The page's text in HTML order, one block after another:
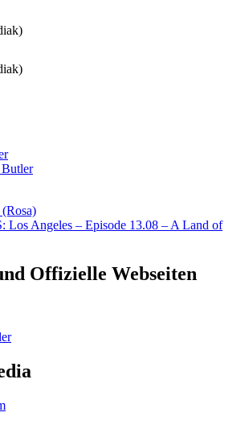
Los Angeles – Episode 13.08 – A Land of
Offizielle Webseiten